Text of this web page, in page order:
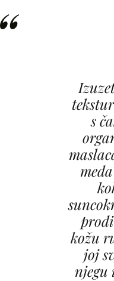
s
kožu
joj